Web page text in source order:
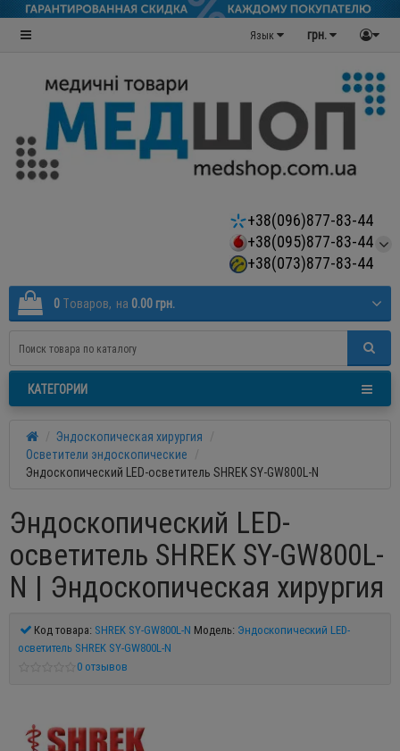
грн.
Язык
+38(096)877-83-44
+38(095)877-83-44
+38(073)877-83-44
0 Tоваров, на 0.00 грн.
КАТЕГОРИИ
Эндоскопическая хирургия
Осветители эндоскопические
Эндоскопический LED-осветитель SHREK SY-GW800L-N
Эндоскопический LED-
осветитель SHREK SY-GW800L-
N | Эндоскопическая хирургия
Код товара: SHREK SY-GW800L-N Модель: Эндоскопический LED-
осветитель SHREK SY-GW800L-N
0 отзывов